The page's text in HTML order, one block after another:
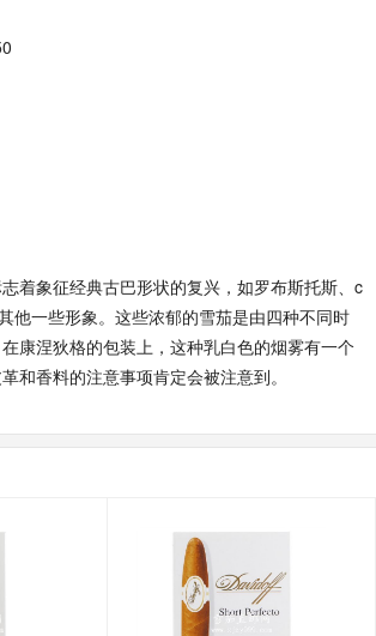
着象征经典古巴形状的复兴，如罗布斯托斯、c
他一些形象。这些浓郁的雪茄是由四种不同时
康涅狄格的包装上，这种乳白色的烟雾有一个
和香料的注意事项肯定会被注意到。